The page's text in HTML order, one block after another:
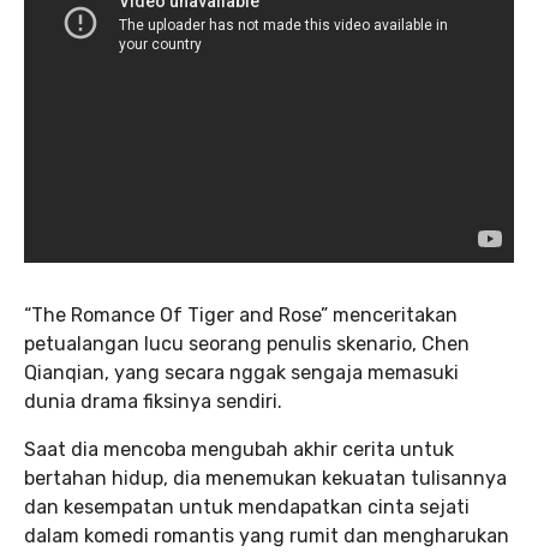
“The Romance Of Tiger and Rose” menceritakan
petualangan lucu seorang penulis skenario, Chen
Qianqian, yang secara nggak sengaja memasuki
dunia drama fiksinya sendiri.
Saat dia mencoba mengubah akhir cerita untuk
bertahan hidup, dia menemukan kekuatan tulisannya
dan kesempatan untuk mendapatkan cinta sejati
dalam komedi romantis yang rumit dan mengharukan